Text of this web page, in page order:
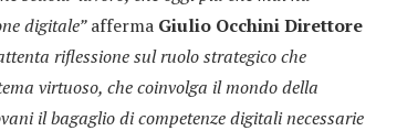
digitale”afferma Giulio Occhini Direttore
riflessione sul ruolo strategico che
virtuoso, che coinvolga il mondo della
il bagaglio di competenze digitali necessarie